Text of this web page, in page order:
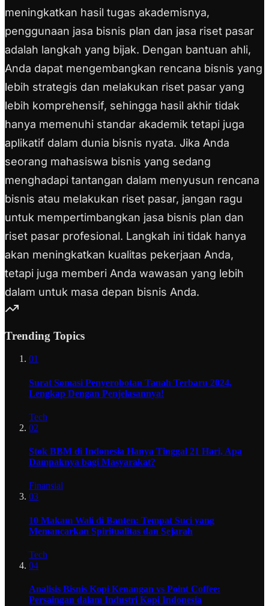
meningkatkan hasil tugas akademisnya,
penggunaan jasa bisnis plan dan jasa riset pasar
adalah langkah yang bijak. Dengan bantuan ahli,
Anda dapat mengembangkan rencana bisnis yang
lebih strategis dan melakukan riset pasar yang
lebih komprehensif, sehingga hasil akhir tidak
hanya memenuhi standar akademik tetapi juga
aplikatif dalam dunia bisnis nyata. Jika Anda
seorang mahasiswa bisnis yang sedang
menghadapi tantangan dalam menyusun rencana
bisnis atau melakukan riset pasar, jangan ragu
untuk mempertimbangkan jasa bisnis plan dan
riset pasar profesional. Langkah ini tidak hanya
akan meningkatkan kualitas pekerjaan Anda,
tetapi juga memberi Anda wawasan yang lebih
dalam untuk masa depan bisnis Anda.
Trending Topics
01
Surat Somasi Penyerobotan Tanah Terbaru 2024,
Lengkap Dengan Penjelasannya!
Tech
02
Stok BBM di Indonesia Hanya Tinggal 21 Hari, Apa
Dampaknya bagi Masyarakat?
Finansial
03
10 Makam Wali di Banten: Tempat Suci yang
Memancarkan Spiritualitas dan Sejarah
Tech
04
Analisis Bisnis Kopi Kenangan vs Point Coffee:
Persaingan dalam Industri Kopi Indonesia